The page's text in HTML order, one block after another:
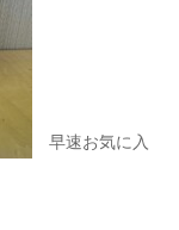
早速お気に入